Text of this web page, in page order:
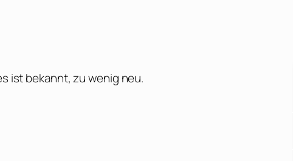
ist bekannt, zu wenig neu.